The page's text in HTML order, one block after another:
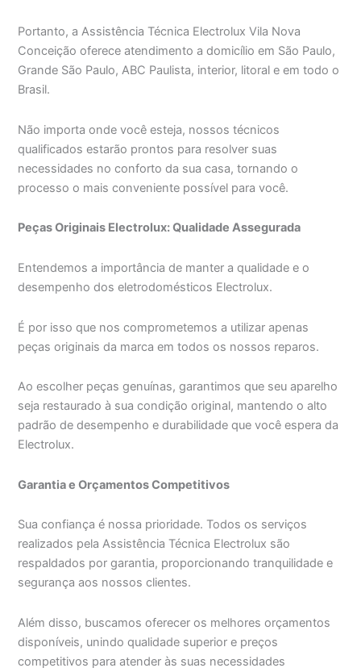
Portanto, a Assistência Técnica Electrolux Vila Nova
Conceição oferece atendimento a domicílio em São Paulo,
Grande São Paulo, ABC Paulista, interior, litoral e em todo o
Brasil.
Não importa onde você esteja, nossos técnicos
qualificados estarão prontos para resolver suas
necessidades no conforto da sua casa, tornando o
processo o mais conveniente possível para você.
Peças Originais Electrolux: Qualidade Assegurada
Entendemos a importância de manter a qualidade e o
desempenho dos eletrodomésticos Electrolux.
É por isso que nos comprometemos a utilizar apenas
peças originais da marca em todos os nossos reparos.
Ao escolher peças genuínas, garantimos que seu aparelho
seja restaurado à sua condição original, mantendo o alto
padrão de desempenho e durabilidade que você espera da
Electrolux.
Garantia e Orçamentos Competitivos
Sua confiança é nossa prioridade. Todos os serviços
realizados pela Assistência Técnica Electrolux são
respaldados por garantia, proporcionando tranquilidade e
segurança aos nossos clientes.
Além disso, buscamos oferecer os melhores orçamentos
disponíveis, unindo qualidade superior e preços
competitivos para atender às suas necessidades